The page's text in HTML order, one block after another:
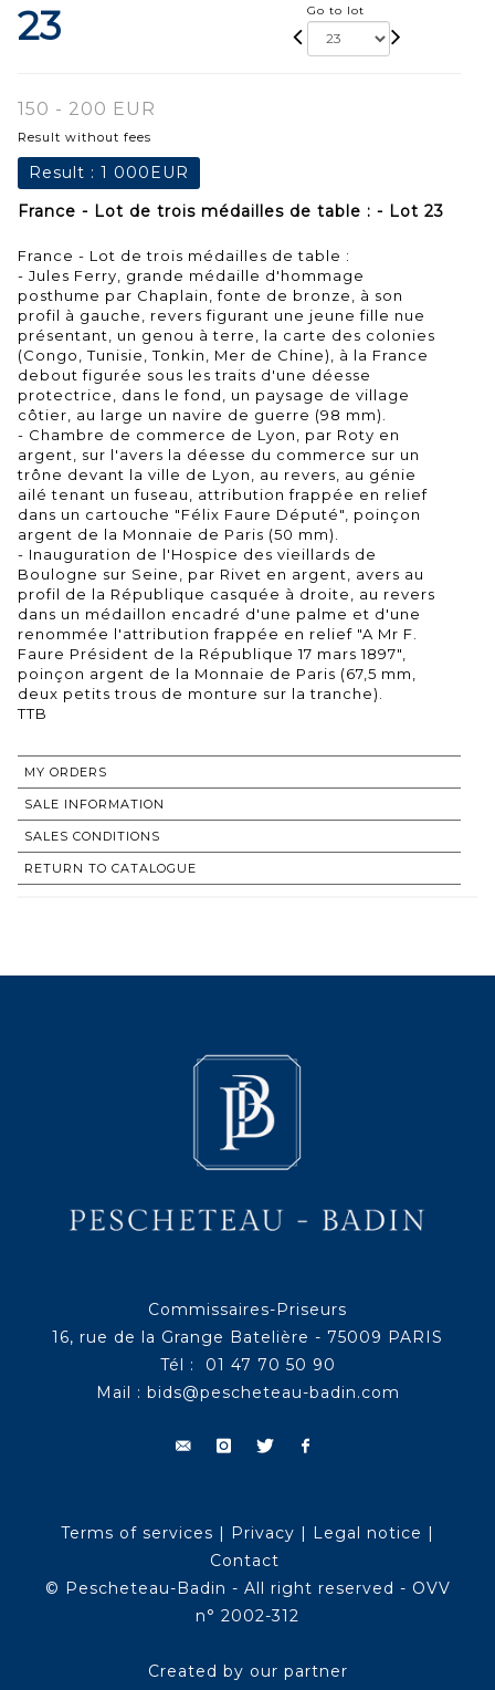
23 Go to lot
150 - 200 EUR
Result without fees
Result : 1 000EUR
France - Lot de trois médailles de table : - Lot 23
France - Lot de trois médailles de table :
- Jules Ferry, grande médaille d'hommage
posthume par Chaplain, fonte de bronze, à son
profil à gauche, revers figurant une jeune fille nue
présentant, un genou à terre, la carte des colonies
(Congo, Tunisie, Tonkin, Mer de Chine), à la France
debout figurée sous les traits d'une déesse
protectrice, dans le fond, un paysage de village
côtier, au large un navire de guerre (98 mm).
- Chambre de commerce de Lyon, par Roty en
argent, sur l'avers la déesse du commerce sur un
trône devant la ville de Lyon, au revers, au génie
ailé tenant un fuseau, attribution frappée en relief
dans un cartouche "Félix Faure Député", poinçon
argent de la Monnaie de Paris (50 mm).
- Inauguration de l'Hospice des vieillards de
Boulogne sur Seine, par Rivet en argent, avers au
profil de la République casquée à droite, au revers
dans un médaillon encadré d'une palme et d'une
renommée l'attribution frappée en relief "A Mr F.
Faure Président de la République 17 mars 1897",
poinçon argent de la Monnaie de Paris (67,5 mm,
deux petits trous de monture sur la tranche).
MY ORDERS
SALE INFORMATION
SALES CONDITIONS
RETURN TO CATALOGUE
Commissaires-Priseurs
16, rue de la Grange Batelière - 75009 PARIS
Tél : 01 47 70 50 90
Mail : bids@pescheteau-badin.com
Terms of services | Privacy | Legal notice |
Contact
© Pescheteau-Badin - All right reserved - OVV
n° 2002-312
Created by our partner